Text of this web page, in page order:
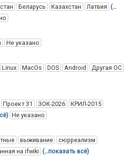
Беларусь Казахстан Латвия (…
Не указано
Linux MacOs DOS Android
Другая ОС
Проект 31 ЗОК-2026
КРИЛ-2015
Не указано
выживание
сюрреализм
на ifwiki (…показать всё)